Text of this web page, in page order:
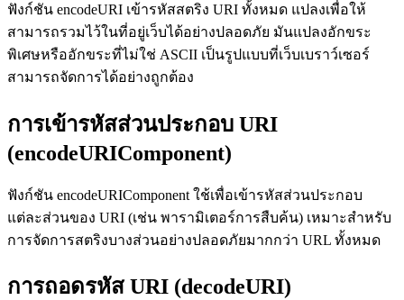
ฟังก์ชัน encodeURI เข้ารหัสสตริง URI ทั้งหมด แปลงเพื่อให้
สามารถรวมไว้ในที่อยู่เว็บได้อย่างปลอดภัย มันแปลงอักขระ
พิเศษหรืออักขระที่ไม่ใช่ ASCII เป็นรูปแบบที่เว็บเบราว์เซอร์
สามารถจัดการได้อย่างถูกต้อง
การเข้ารหัสส่วนประกอบ URI
(encodeURIComponent)
ฟังก์ชัน encodeURIComponent ใช้เพื่อเข้ารหัสส่วนประกอบ
แต่ละส่วนของ URI (เช่น พารามิเตอร์การสืบค้น) เหมาะสำหรับ
การจัดการสตริงบางส่วนอย่างปลอดภัยมากกว่า URL ทั้งหมด
การถอดรหัส URI (decodeURI)